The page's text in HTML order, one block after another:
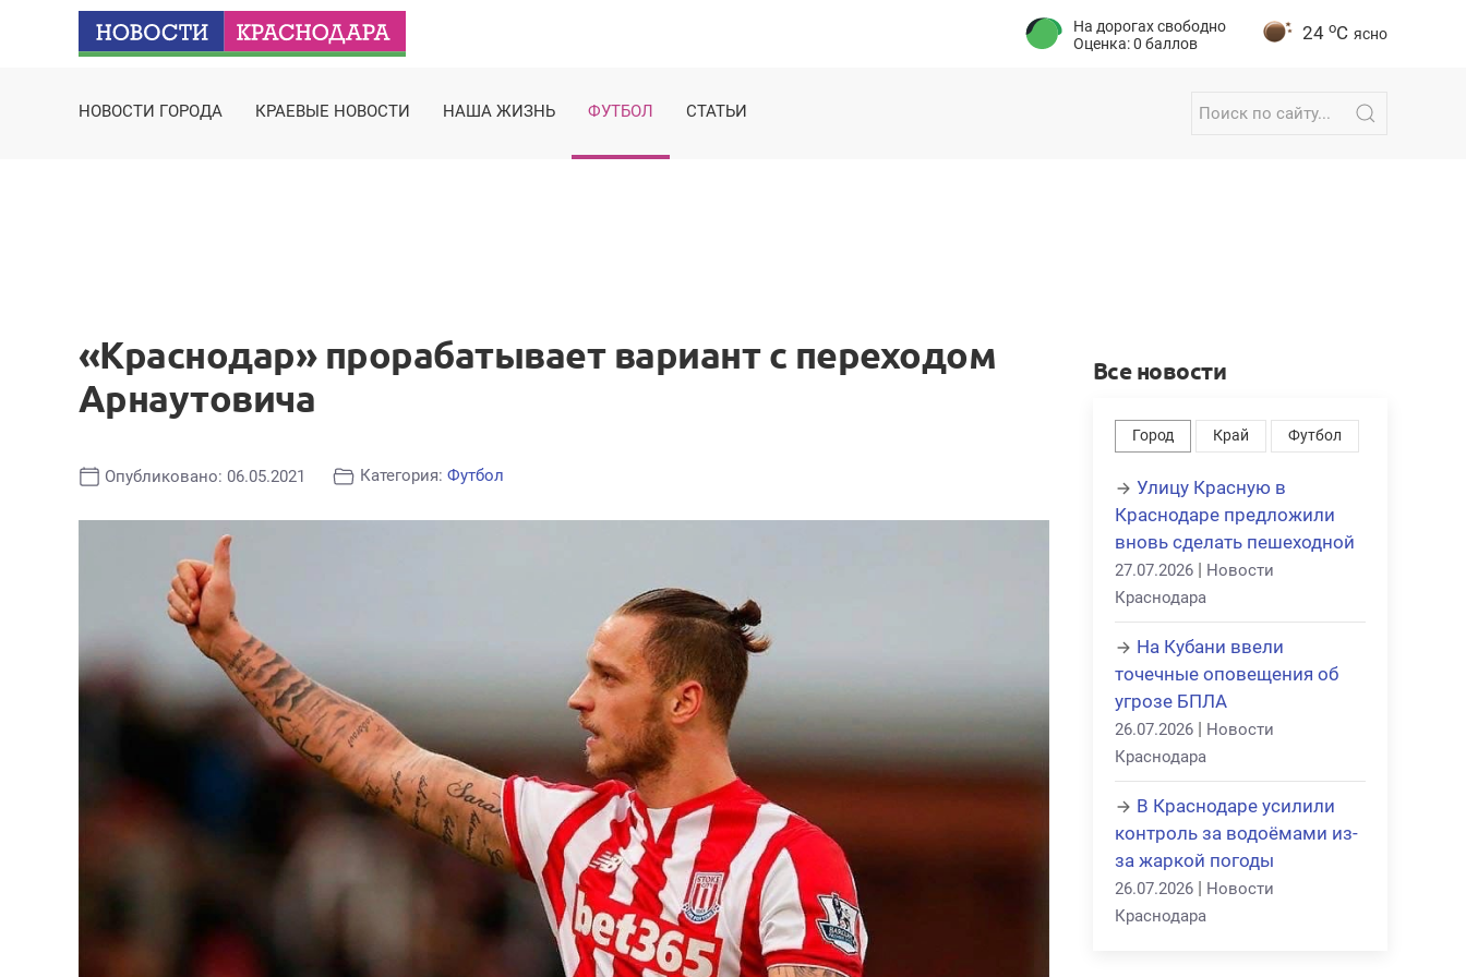
На дорогах свободно
Оценка: 0 баллов
24 oC ясно
НОВОСТИ ГОРОДА КРАЕВЫЕ НОВОСТИ НАША ЖИЗНЬ ФУТБОЛ СТАТЬИ
«Краснодар» прорабатывает вариант с переходом
Арнаутовича
Опубликовано: 06.05.2021 Категория: Футбол
Все новости
Город Край Футбол
Улицу Красную в
Краснодаре предложили
вновь сделать пешеходной
27.07.2026 | Новости
Краснодара
На Кубани ввели
точечные оповещения об
угрозе БПЛА
26.07.2026 | Новости
Краснодара
В Краснодаре усилили
контроль за водоёмами из-
за жаркой погоды
26.07.2026 | Новости
Краснодара